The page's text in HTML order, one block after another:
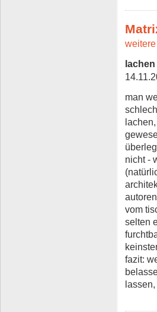
man
nicht -
vom
selten
fazit: